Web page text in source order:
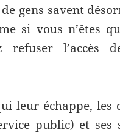
gens savent
si vous n’êtes
refuser l’accès
leur échappe, les
public) et